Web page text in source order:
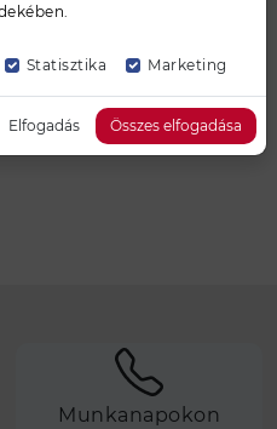
Facebook
Munkanapokon
Statisztika Marketing
Elfogadás Összes elfogadása